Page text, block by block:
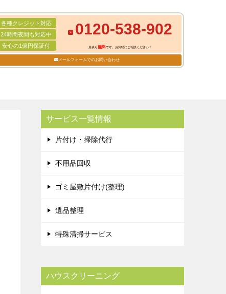
各種クレジット対応
24時間夜間も対応中
安心の1億円保証付
0120-538-902
見積り無料です。お気軽にご相談ください！
メールフォームでのお問い合わせ
サービス一覧情報
片付け・掃除代行
不用品回収
ゴミ屋敷片付け(整理)
遺品整理
特殊清掃サービス
ハウスクリーニング